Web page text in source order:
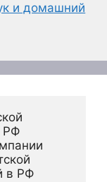
и домашний
РФ
в РФ